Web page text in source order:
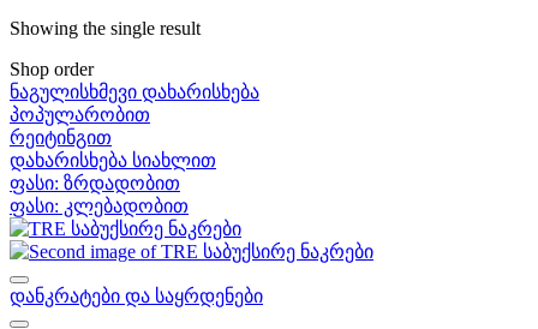
Showing the single result
Shop order
ნაგულისხმევი დახარისხება
პოპულარობით
რეიტინგით
დახარისხება სიახლით
ფასი: ზრდადობით
ფასი: კლებადობით
დანკრატები და საყრდენები